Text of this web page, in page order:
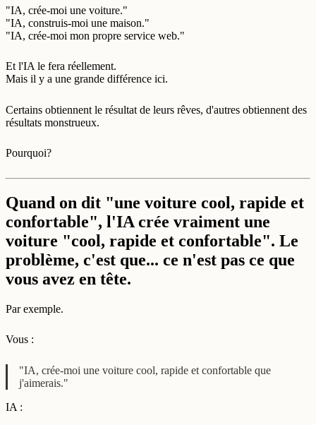
"IA, crée-moi une voiture."
"IA, construis-moi une maison."
"IA, crée-moi mon propre service web."
Et l'IA le fera réellement.
Mais il y a une grande différence ici.
Certains obtiennent le résultat de leurs rêves, d'autres obtiennent des
résultats monstrueux.
Pourquoi?
Quand on dit "une voiture cool, rapide et
confortable", l'IA crée vraiment une
voiture "cool, rapide et confortable". Le
problème, c'est que... ce n'est pas ce que
vous avez en tête.
Par exemple.
Vous :
"IA, crée-moi une voiture cool, rapide et confortable que
j'aimerais."
IA :